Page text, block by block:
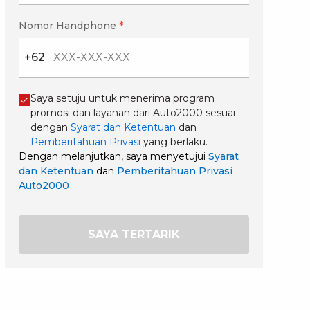
Nomor Handphone *
+62
Saya setuju untuk menerima program
promosi dan layanan dari Auto2000 sesuai
dengan Syarat dan Ketentuan dan
Pemberitahuan Privasi yang berlaku.
Dengan melanjutkan, saya menyetujui Syarat
dan Ketentuan dan Pemberitahuan Privasi
Auto2000
SAYA TERTARIK